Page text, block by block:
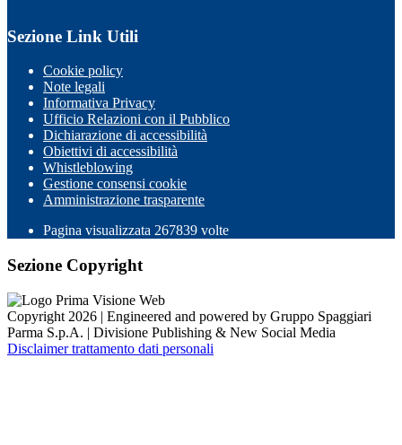
Sezione Link Utili
Cookie policy
Note legali
Informativa Privacy
Ufficio Relazioni con il Pubblico
Dichiarazione di accessibilità
Obiettivi di accessibilità
Whistleblowing
Gestione consensi cookie
Amministrazione trasparente
Pagina visualizzata 267839 volte
Sezione Copyright
Copyright 2026 | Engineered and powered by Gruppo Spaggiari
Parma S.p.A. | Divisione Publishing & New Social Media
Disclaimer trattamento dati personali